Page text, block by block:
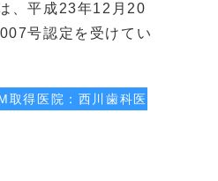
、平成23年12月20
号認定を受けてい
取得医院：西川歯科医